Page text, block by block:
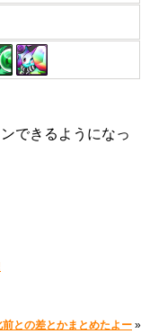
できるようになっ
との差とかまとめたよー »